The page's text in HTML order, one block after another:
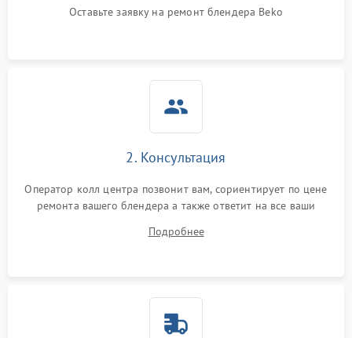
Оставьте заявку на ремонт блендера Beko
2. Консультация
Оператор колл центра позвонит вам, сориентирует по цене
ремонта вашего блендера а также ответит на все ваши
Подробнее